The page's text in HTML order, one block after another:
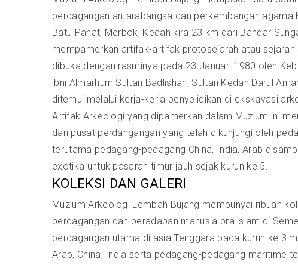
perdagangan antarabangsa dan perkembangan agama
Batu Pahat, Merbok, Kedah kira 23 km dari Bandar
mempamerkan artifak-artifak protosejarah atau
dibuka dengan rasminya pada 23 Januari 1980 oleh
ibni Almarhum Sultan Badlishah, Sultan Kedah Darul
ditemui melalui kerja-kerja penyelidikan di ekskavasi
Artifak Arkeologi yang dipamerkan dalam Muzium ini
dan pusat perdangangan yang telah dikunjungi oleh
terutama pedagang-pedagang China, India, Arab
exotika untuk pasaran timur jauh sejak kurun ke 5.
KOLEKSI DAN GALERI
Muzium Arkeologi Lembah Bujang mempunyai ribuan
perdagangan dan peradaban manusia pra islam di
perdagangan utama di asia Tenggara pada kurun ke 3
Arab, China, India serta pedagang-pedagang maritime